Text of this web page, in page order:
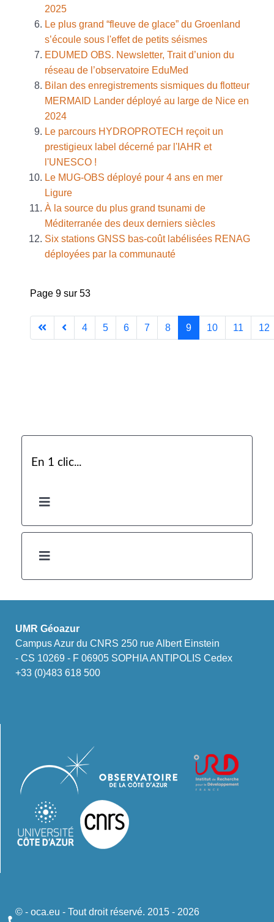
2025
Le plus grand “fleuve de glace” du Groenland
s’écoule sous l'effet de petits séismes
EDUMED OBS. Newsletter, Trait d’union du
réseau de l’observatoire EduMed
Bilan des enregistrements sismiques du flotteur
MERMAID Lander déployé au large de Nice en
2024
Le parcours HYDROPROTECH reçoit un
prestigieux label décerné par l'IAHR et
l'UNESCO !
Le MUG-OBS déployé pour 4 ans en mer
Ligure
À la source du plus grand tsunami de
Méditerranée des deux derniers siècles
Six stations GNSS bas-coût labélisées RENAG
déployées par la communauté
Page 9 sur 53
4 5 6 7 8 9 10 11 12
En 1 clic...
UMR Géoazur
Campus Azur du CNRS 250 rue Albert Einstein
- CS 10269 - F 06905 SOPHIA ANTIPOLIS Cedex
+33 (0)483 618 500
© - oca.eu - Tout droit réservé. 2015 - 2026